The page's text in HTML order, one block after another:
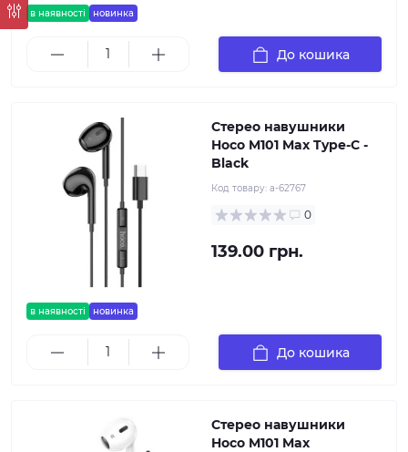
в наявності новинка
До кошика
в наявності новинка
Стерео навушники
Hoco M101 Max Type-C -
Black
Код товару: a-62767
0
139.00 грн.
До кошика
Стерео навушники
Hoco M101 Max